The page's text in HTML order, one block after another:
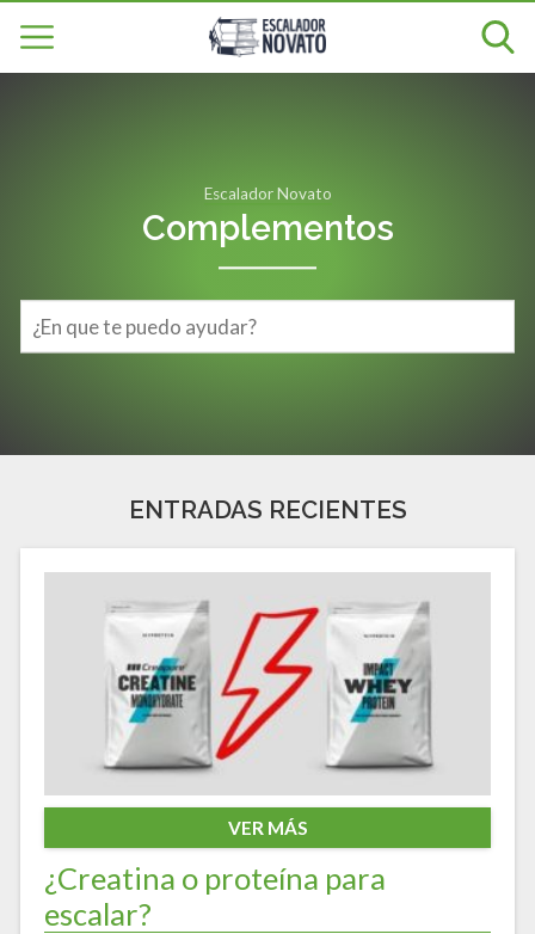
Escalador Novato
Complementos
ENTRADAS RECIENTES
VER MÁS
¿Creatina o proteína para
escalar?